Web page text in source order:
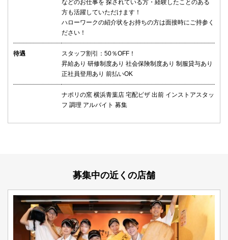
などのお仕事を 探されている方・経験したことのある
方も活躍していただけます！
ハローワークの紹介状をお持ちの方は面接時にご持参く
ださい！
待遇
スタッフ割引：50％OFF！
昇給あり 研修制度あり 社会保険制度あり 制服貸与あり
正社員登用あり 前払いOK
ナポリの窯 横浜青葉店 宅配ピザ 出前 インストアスタッ
フ 調理 アルバイト 募集
募集中の近くの店舗